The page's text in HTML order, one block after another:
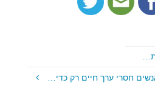
חסרי ערך חיים רק כדי…